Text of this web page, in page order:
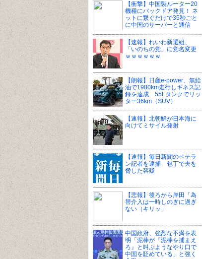
【衝撃】中国製ルーター20
機種にバックドア発見！ ネ
ットに繋ぐだけで35秒ごと
に中国のサーバーと通信
【速報】れいわ新選組、
「いのちの党」に党名変更
ｗｗｗｗｗｗ
【朗報】日産e-power、無給
油で1980km走行しギネス記
録を達成 55Lタンクでリッ
ター36km（SUV）
【速報】北朝鮮が日本海に
向けてミサイル発射
【速報】毎日新聞のベテラ
ン記者を逮捕 包丁で夫を
脅した容疑
【悲報】後ろから岸田「為
替介入は一時しのぎに過ぎ
ない（キリッ」
中国政府、強烈な不満を表
明「泥棒が『泥棒を捕まえ
ろ』と叫ぶようなやり口で
中国を貶めている」と強く